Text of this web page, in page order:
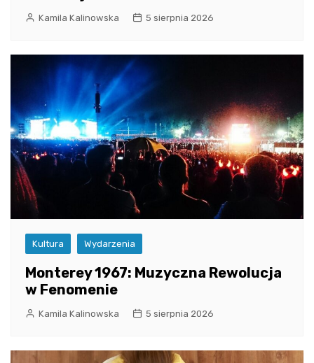
Kamila Kalinowska 5 sierpnia 2026
Kultura Wydarzenia
Monterey 1967: Muzyczna Rewolucja
w Fenomenie
Kamila Kalinowska 5 sierpnia 2026